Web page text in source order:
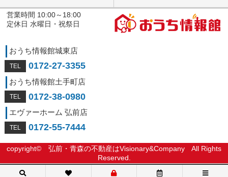
営業時間 10:00～18:00
定休日 水曜日・祝祭日
おうち情報館城東店
0172-27-3355
おうち情報館土手町店
0172-38-0980
エヴァーホーム 弘前店
0172-55-7444
copyright© 弘前・青森の不動産はVisionary&Company All Rights
Reserved.